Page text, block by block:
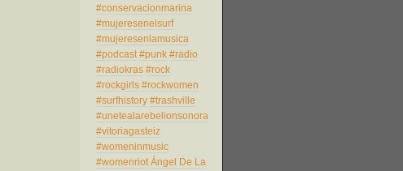
#conservacionmarina
#mujeresenelsurf
#mujeresenlamusica
#podcast #punk #radio
#radiokras #rock
#rockgirls #rockwomen
#surfhistory #trashville
#unetealarebelionsonora
#vitoriagasteiz
#womeninmusic
#womenriot Ángel De La